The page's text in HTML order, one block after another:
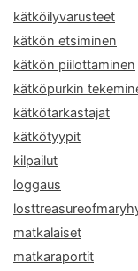
kätköilyvarusteet
kätkön etsiminen
kätkön piilottaminen
kätköpurkin
kätkötarkastajat
kätkötyypit
kilpailut
loggaus
matkalaiset
matkaraportit